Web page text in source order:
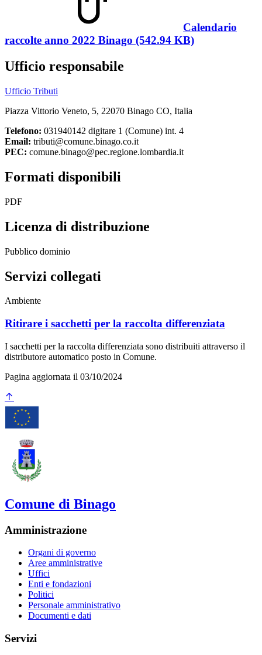
Calendario
raccolte anno 2022 Binago (542.94 KB)
Ufficio responsabile
Ufficio Tributi
Piazza Vittorio Veneto, 5, 22070 Binago CO, Italia
Telefono: 031940142 digitare 1 (Comune) int. 4
Email: tributi@comune.binago.co.it
PEC: comune.binago@pec.regione.lombardia.it
Formati disponibili
PDF
Licenza di distribuzione
Pubblico dominio
Servizi collegati
Ambiente
Ritirare i sacchetti per la raccolta differenziata
I sacchetti per la raccolta differenziata sono distribuiti attraverso il
distributore automatico posto in Comune.
Pagina aggiornata il 03/10/2024
Comune di Binago
Amministrazione
Organi di governo
Aree amministrative
Uffici
Enti e fondazioni
Politici
Personale amministrativo
Documenti e dati
Servizi